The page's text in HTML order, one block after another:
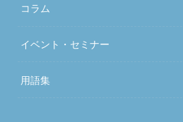
コラム
イベント・セミナー
用語集